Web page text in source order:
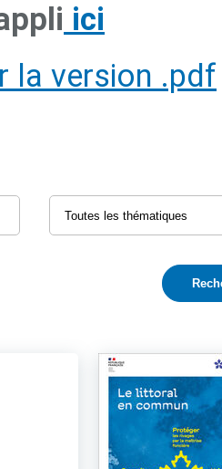
ici
la version .pdf